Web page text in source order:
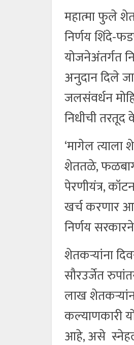
महात्मा फुले
निर्णय शिंदे-
योजनेअंतर्गत
अनुदान दिले
जलसंवर्धन
निधीची
‘मागेल
शेततळे,
पेरणीयंत्र,
खर्च करणार
निर्णय
शेतकऱ्यांना
सौरउर्जेत
लाख
कल्याणकारी
आहे, असे